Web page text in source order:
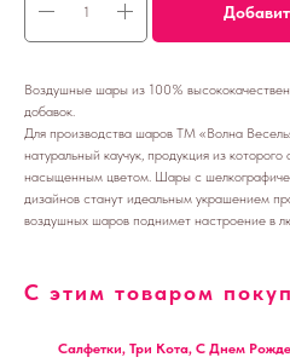
Воздушные шары из 100%
добавок.
Для производства шаров ТМ «Волна
натуральный каучук, продукция из
насыщенным цветом. Шары с
дизайнов станут идеальным украшением
воздушных шаров поднимет настроение в
С этим товаром
Салфетки, Три Кота, С Днем